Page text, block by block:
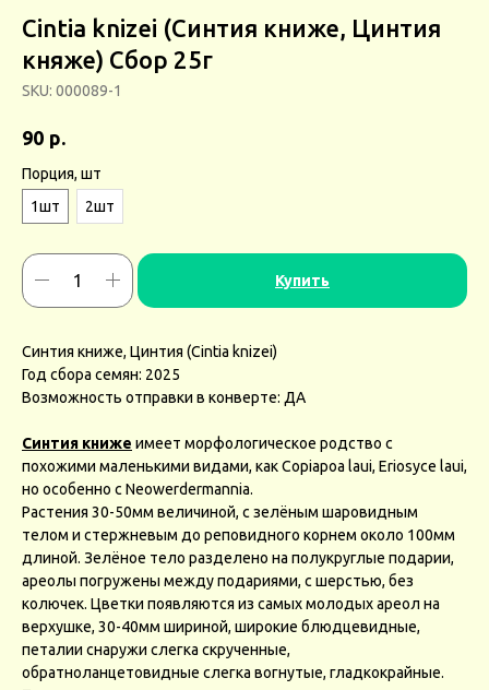
Cintia knizei (Синтия книже, Цинтия
княже) Сбор 25г
SKU: 000089-1
90 р.
Порция, шт
1шт
2шт
Купить
Синтия книже, Цинтия (Cintia knizei)
Год сбора семян: 2025
Возможность отправки в конверте: ДА
Синтия книже имеет морфологическое родство с
похожими маленькими видами, как Copiapoa laui, Eriosyce laui,
но особенно с Neowerdermannia.
Растения 30-50мм величиной, с зелёным шаровидным
телом и стержневым до реповидного корнем около 100мм
длиной. Зелёное тело разделено на полукруглые подарии,
ареолы погружены между подариями, с шерстью, без
колючек. Цветки появляются из самых молодых ареол на
верхушке, 30-40мм шириной, широкие блюдцевидные,
петалии снаружи слегка скрученные,
обратноланцетовидные слегка вогнутые, гладкокрайные.